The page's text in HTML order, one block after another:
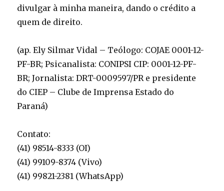
divulgar à minha maneira, dando o crédito a
quem de direito.
(ap. Ely Silmar Vidal – Teólogo: COJAE 0001-12-
PF-BR; Psicanalista: CONIPSI CIP: 0001-12-PF-
BR; Jornalista: DRT-0009597/PR e presidente
do CIEP – Clube de Imprensa Estado do
Paraná)
Contato:
(41) 98514-8333 (OI)
(41) 99109-8374 (Vivo)
(41) 99821-2381 (WhatsApp)